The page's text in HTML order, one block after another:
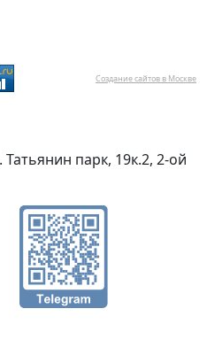
Создание сайтов в Москве
парк, 19к.2, 2-ой